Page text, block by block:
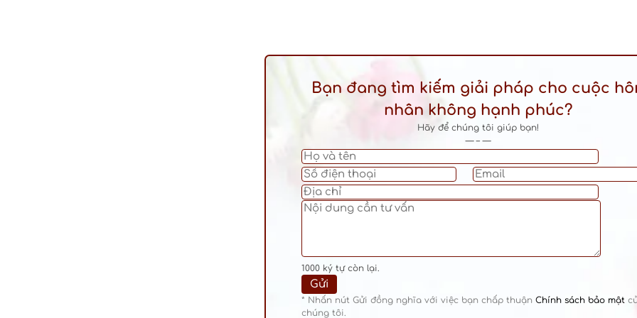
Bạn đang tìm kiếm giải pháp cho cuộc
nhân không hạnh phúc?
Hãy để chúng tôi giúp bạn!
— – —
1000 ký tự còn lại.
* Nhấn nút Gửi đồng nghĩa với việc bạn chấp thuận Chính sách bảo mật
chúng tôi.